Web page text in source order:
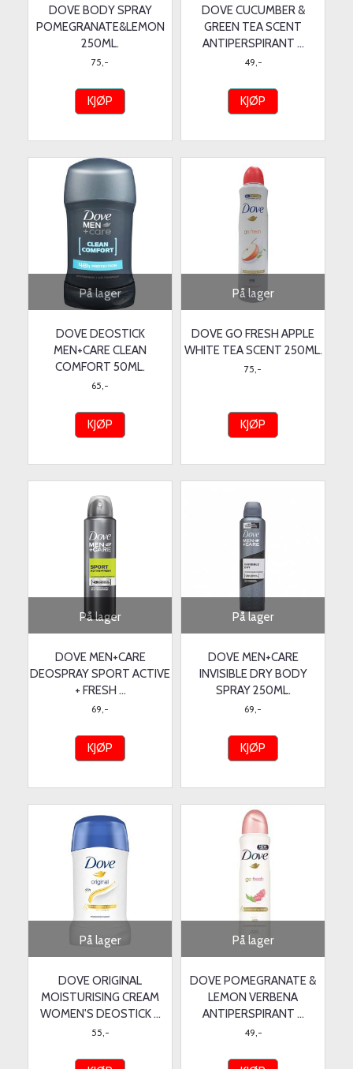
DOVE BODY SPRAY
POMEGRANATE&LEMON
250ML.
75,-
KJØP
DOVE CUCUMBER &
GREEN TEA SCENT
ANTIPERSPIRANT ...
49,-
KJØP
På lager
DOVE DEOSTICK
MEN+CARE CLEAN
COMFORT 50ML.
65,-
KJØP
På lager
DOVE GO FRESH APPLE
WHITE TEA SCENT 250ML.
75,-
KJØP
På lager
DOVE MEN+CARE
DEOSPRAY SPORT ACTIVE
+ FRESH ...
69,-
KJØP
På lager
DOVE MEN+CARE
INVISIBLE DRY BODY
SPRAY 250ML.
69,-
KJØP
På lager
DOVE ORIGINAL
MOISTURISING CREAM
WOMEN'S DEOSTICK ...
55,-
På lager
DOVE POMEGRANATE &
LEMON VERBENA
ANTIPERSPIRANT ...
49,-